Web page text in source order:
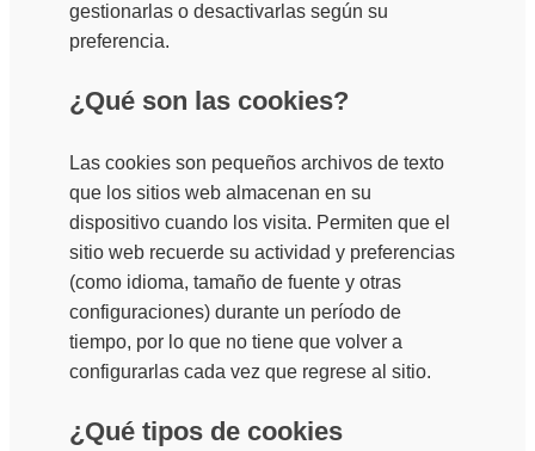
gestionarlas o desactivarlas según su
preferencia.
¿Qué son las cookies?
Las cookies son pequeños archivos de texto
que los sitios web almacenan en su
dispositivo cuando los visita. Permiten que el
sitio web recuerde su actividad y preferencias
(como idioma, tamaño de fuente y otras
configuraciones) durante un período de
tiempo, por lo que no tiene que volver a
configurarlas cada vez que regrese al sitio.
¿Qué tipos de cookies